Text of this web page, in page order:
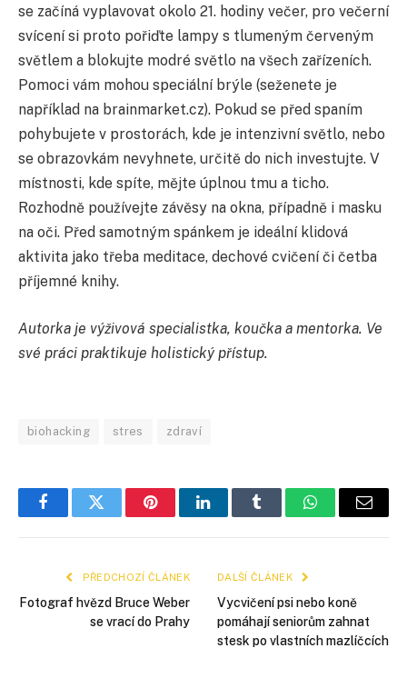
se začíná vyplavovat okolo 21. hodiny večer, pro večerní
svícení si proto pořiďte lampy s tlumeným červeným
světlem a blokujte modré světlo na všech zařízeních.
Pomoci vám mohou speciální brýle (seženete je
například na brainmarket.cz). Pokud se před spaním
pohybujete v prostorách, kde je intenzivní světlo, nebo
se obrazovkám nevyhnete, určitě do nich investujte. V
místnosti, kde spíte, mějte úplnou tmu a ticho.
Rozhodně používejte závěsy na okna, případně i masku
na oči. Před samotným spánkem je ideální klidová
aktivita jako třeba meditace, dechové cvičení či četba
příjemné knihy.
Autorka je výživová specialistka, koučka a mentorka. Ve
své práci praktikuje holistický přístup.
biohacking stres zdraví
FacebookTwitter PinterestLinkedInTumblr WhatsApp
E-
PŘEDCHOZÍ ČLÁNEK
Fotograf hvězd Bruce Weber
se vrací do Prahy
DALŠÍ ČLÁNEK
Vycvičení psi nebo koně
pomáhají seniorům zahnat
stesk po vlastních mazlíčcích